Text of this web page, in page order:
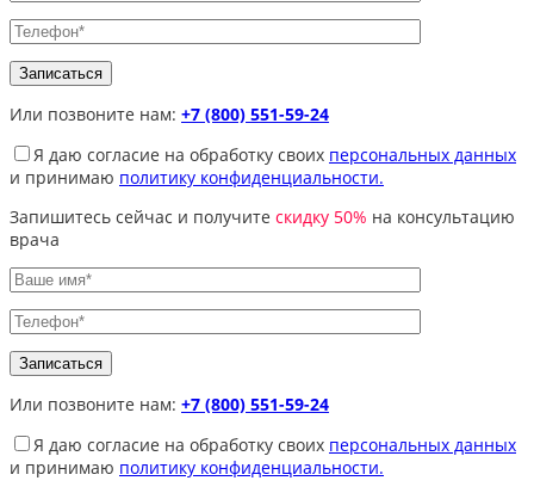
Или позвоните нам: +7 (800) 551-59-24
Я даю согласие на обработку своих персональных данных
и принимаю политику конфиденциальности.
Запишитесь сейчас и получите скидку 50% на консультацию
врача
Или позвоните нам: +7 (800) 551-59-24
Я даю согласие на обработку своих персональных данных
и принимаю политику конфиденциальности.